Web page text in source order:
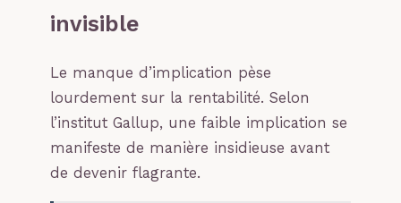
invisible
Le manque d’implication pèse
lourdement sur la rentabilité. Selon
l’institut Gallup, une faible implication se
manifeste de manière insidieuse avant
de devenir flagrante.